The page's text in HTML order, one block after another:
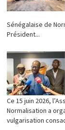
Sénégalaise de
Président...
Ce 15 juin 2026,
Normalisation a
vulgarisation